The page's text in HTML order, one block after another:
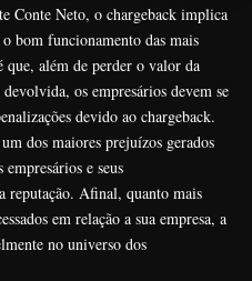
Conte Neto, o chargeback implica
bom funcionamento das mais
que, além de perder o valor da
os empresários devem se
devido ao chargeback.
dos maiores prejuízos gerados
e seus
reputação. Afinal, quanto mais
em relação a sua empresa, a
no universo dos